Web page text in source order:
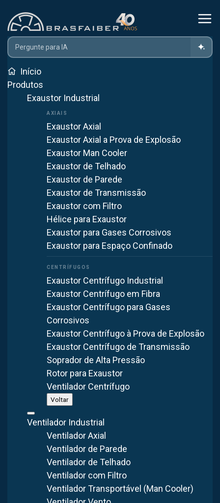
Início
Produtos
Exaustor Industrial
Exaustor Axial
Exaustor Axial a Prova de Explosão
Exaustor Man Cooler
Exaustor de Telhado
Exaustor de Parede
Exaustor de Transmissão
Exaustor com Filtro
Hélice para Exaustor
Exaustor para Gases Corrosivos
Exaustor para Espaço Confinado
Exaustor Centrífugo Industrial
Exaustor Centrífugo em Fibra
Exaustor Centrífugo para Gases
Corrosivos
Exaustor Centrífugo à Prova de Explosão
Exaustor Centrífugo de Transmissão
Soprador de Alta Pressão
Rotor para Exaustor
Ventilador Centrífugo
Voltar
Ventilador Industrial
Ventilador Axial
Ventilador de Parede
Ventilador de Telhado
Ventilador com Filtro
Ventilador Transportável (Man Cooler)
Home Projetos
Projeto De Climatização Industrial Para Indústria
Do Leite
Projeto de Climatização
Industrial para Indústria do
para Indústria do Leite
Sistema de ventilação em PRFV para uma indústria do leite,
assegurando a renovação do ar e a conformidade com
padrões de higiene alimentar.
WhatsApp
Ver todos os projetos
Em plantas de processamento de leite, a combinação de
calor, vapor e exigência sanitária demanda ventilação
dimensionada caso a caso.
Problema apresentado:
Calor e umidade propícios à proliferação microbiana
Exigências do MAPA/SIF quanto ao fluxo de ar
Vapor e condensaçãoem tetos e equipamentos